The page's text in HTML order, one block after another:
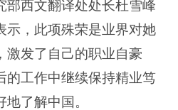
部西文翻译处处长杜雪峰
示，此项殊荣是业界对她
激发了自己的职业自豪
的工作中继续保持精业笃
了解中国。